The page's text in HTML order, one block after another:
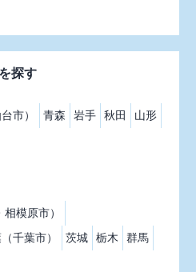
探す
市） 青森 岩手 秋田
山形
模原市）
千葉市） 茨城 栃木 群馬